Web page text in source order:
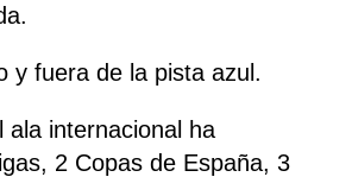
y fuera de la pista azul.
ala internacional ha
2 Copas de España, 3